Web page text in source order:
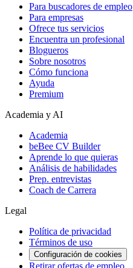
Para buscadores de empleo
Para empresas
Ofrece tus servicios
Encuentra un profesional
Blogueros
Sobre nosotros
Cómo funciona
Ayuda
Premium
Academia y AI
Academia
beBee CV Builder
Aprende lo que quieras
Análisis de habilidades
Prep. entrevistas
Coach de Carrera
Legal
Política de privacidad
Términos de uso
Configuración de cookies
Retirar ofertas de empleo